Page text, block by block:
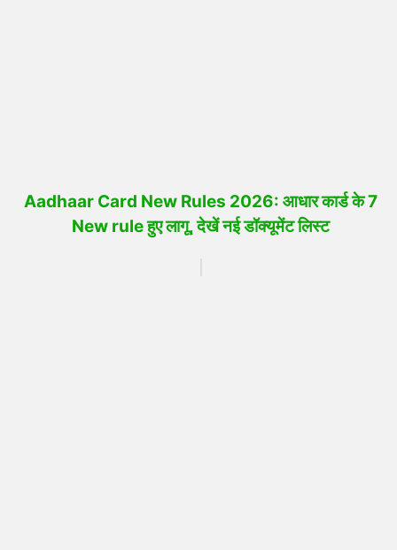
Aadhaar Card New Rules 2026: आधार कार्ड के 7
New rule हुए लागू, देखें नई डॉक्यूमेंट लिस्ट